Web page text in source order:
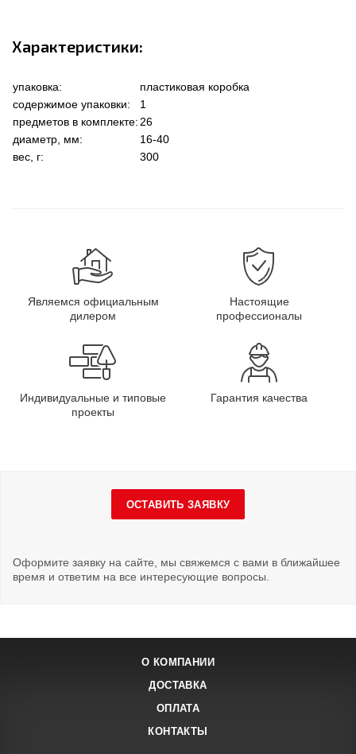
Характеристики:
упаковка:
пластиковая коробка
содержимое упаковки:
1
предметов в комплекте: 26
диаметр, мм:
16-40
вес, г:
300
Являемся официальным
дилером
Настоящие
профессионалы
Индивидуальные и типовые
проекты
Гарантия качества
ОСТАВИТЬ ЗАЯВКУ
Оформите заявку на сайте, мы свяжемся с вами в ближайшее
время и ответим на все интересующие вопросы.
О КОМПАНИИ
ДОСТАВКА
ОПЛАТА
КОНТАКТЫ